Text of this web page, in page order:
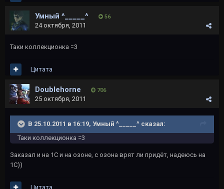
Умный ^_____^ 56
24 октября, 2011
Таки коллекционка =3
Цитата
Doublehorne 706
25 октября, 2011
В 25.10.2011 в 16:19, Умный ^_____^ сказал:
Таки коллекционка =3
Заказал и на 1С и на озоне, с озона врят ли придёт, надеюсь на
1С))
Цитата